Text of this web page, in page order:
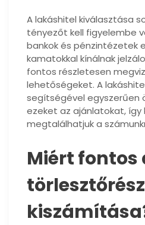
A lakáshitel kiválasztása
tényezőt kell figyelembe
bankok és pénzintézetek
kamatokkal kínálnak
fontos részletesen
lehetőségeket. A
segítségével egyszerűen
ezeket az ajánlatokat, így
megtalálhatjuk a
Miért fontos